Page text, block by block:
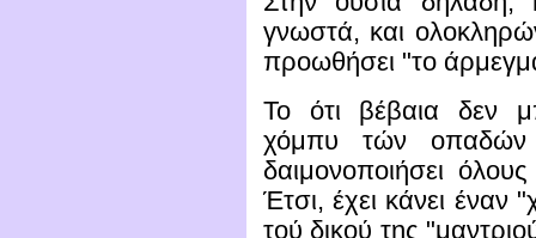
γνωστά, και
προωθήσει "το
To ότι βέβαια δεν
χόμπυ τών οπαδών
δαιμονοποιήσει
Έτσι, έχει κάνει έναν
τού δικού της